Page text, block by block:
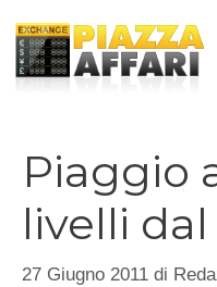
contenuto
Piaggio
livelli
27 Giugno 2011 di